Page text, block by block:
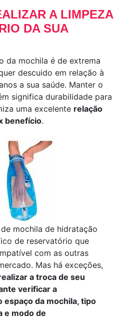
A LIMPEZA
DA SUA
da mochila é de extrema
descuido em relação à
a sua saúde. Manter o
significa durabilidade para
uma excelente relação
benefício.
mochila de hidratação
de reservatório que
com as outras
Mas há exceções,
a troca de seu
verificar a
espaço da mochila, tipo
e modo de